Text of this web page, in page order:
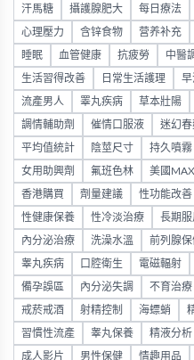
汗馬糖 攝護腺肥大 每日療法
心理壓力 含锌食物 营养补充
睡眠 血管健康 抗疲勞 中醫
生活習得改善 日常生活護理 早
流產男人 睪丸疾病 草本壯陽
調情輔助劑 催情口服液 迷幻春
平均值統計 陰莖尺寸 持久噴霧
女用助興劑 氟班色林 美國
香港購買 劑量建議 性功能改善
性健康保養 性冷淡治療 長期服
內分泌治療 洗澡水溫 前列腺保
睾丸疾病 口腔衛生 電磁輻射
備孕誤區 內分泌失調 不育治療
戒菸戒酒 射精控制 海螵蛸
習慣性流產 睾丸保養 精液分析
成人影片 男性保健 情趣用品